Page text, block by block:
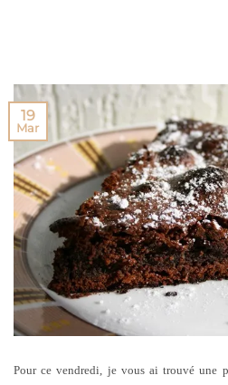
19
Mar
Pour ce vendredi, je vous ai trouvé une